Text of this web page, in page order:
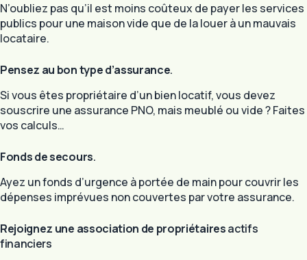
N’oubliez pas qu’il est moins coûteux de payer les services
publics pour une maison vide que de la louer à un mauvais
locataire.
Pensez au bon type d’assurance.
Si vous êtes propriétaire d’un bien locatif, vous devez
souscrire une assurance PNO, mais meublé ou vide ? Faites
vos calculs…
Fonds de secours.
Ayez un fonds d’urgence à portée de main pour couvrir les
dépenses imprévues non couvertes par votre assurance.
Rejoignez une association de propriétairesactifs
financiers